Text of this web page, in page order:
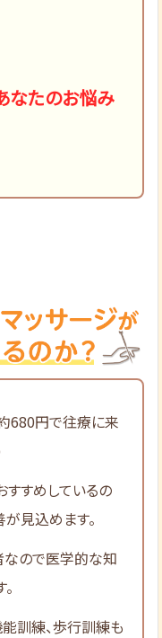
なたのお悩み
680円で往療に来
すすめしているの
見込めます。
ので医学的な知
訓練、歩行訓練も